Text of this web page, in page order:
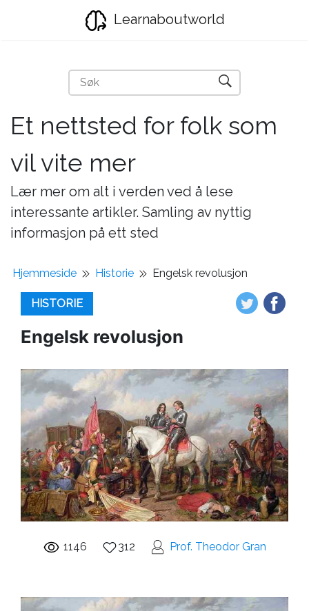
Learnaboutworld
Et nettsted for folk som
vil vite mer
Lær mer om alt i verden ved å lese
interessante artikler. Samling av nyttig
informasjon på ett sted
Hjemmeside Historie Engelsk revolusjon
HISTORIE
Engelsk revolusjon
1146 312 Prof. Theodor Gran